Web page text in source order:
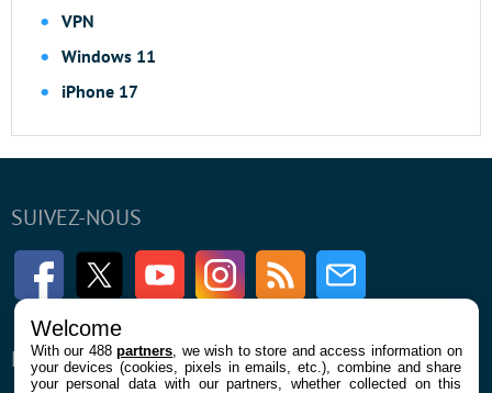
VPN
Windows 11
iPhone 17
SUIVEZ-NOUS
FacebookTwitter Youtube InstagramRSS Newsletter
ENTREPRISE À PROPOS
Welcome
With our 488partners , we wish to store and access information on
your devices (cookies, pixels in emails, etc.), combine and share
your personal data with our partners, whether collected on this